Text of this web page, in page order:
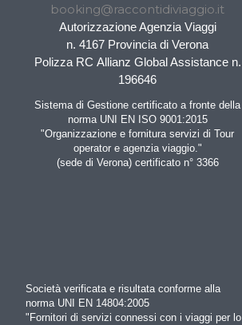
booking@raccontidiviaggio.it
Autorizzazione Agenzia Viaggi
n. 4167 Provincia di Verona
Polizza RC Allianz Global Assistance n.
196646
Sistema di Gestione certificato a fronte della
norma UNI EN ISO 9001:2015
"Organizzazione e fornitura servizi di Tour
operator e agenzia viaggio."
(sede di Verona) certificato n° 3366
Società verificata e risultata conforme alla
norma UNI EN 14804:2005
"Fornitori di servizi connessi con i viaggi per lo